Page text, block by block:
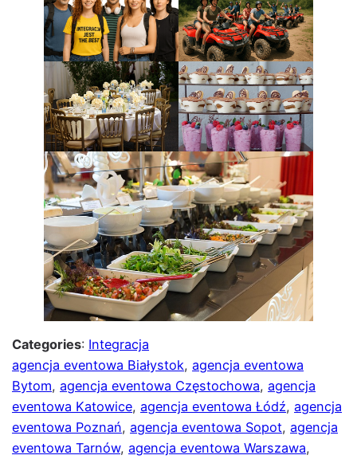
Categories: Integracja
agencja eventowa Białystok, agencja eventowa
Bytom, agencja eventowa Częstochowa, agencja
eventowa Katowice, agencja eventowa Łódź, agencja
eventowa Poznań, agencja eventowa Sopot, agencja
eventowa Tarnów, agencja eventowa Warszawa